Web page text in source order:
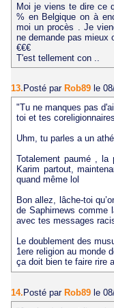
Moi je viens te dire ce
% en Belgique on à
moi un procès . Je
ne demande pas mieux
€€€
T'est tellement con ..
13. Posté par Rob89 le
"Tu ne manques pas
toi et tes
Uhm, tu parles a un
Totalement paumé ,
Karim partout,
quand même lol
Bon allez, lâche-toi
de Saphirnews comme
avec tes messages
Le doublement des
1ere religion au monde
ça doit bien te faire rire
14. Posté par Rob89 le